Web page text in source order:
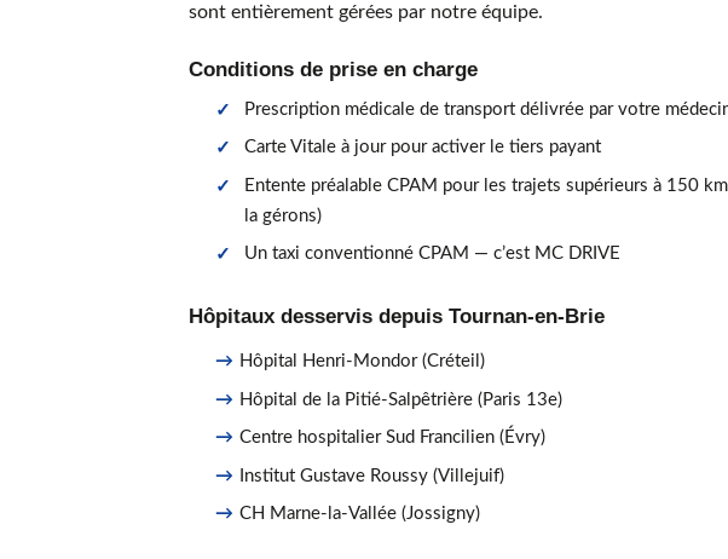
sont entièrement gérées par notre équipe.
Conditions de prise en charge
Prescription médicale de transport délivrée par votre
Carte Vitale à jour pour activer le tiers payant
Entente préalable CPAM pour les trajets supérieurs à 150
la gérons)
Un taxi conventionné CPAM — c’est MC DRIVE
Hôpitaux desservis depuis Tournan-en-Brie
Hôpital Henri-Mondor (Créteil)
Hôpital de la Pitié-Salpêtrière (Paris 13e)
Centre hospitalier Sud Francilien (Évry)
Institut Gustave Roussy (Villejuif)
CH Marne-la-Vallée (Jossigny)